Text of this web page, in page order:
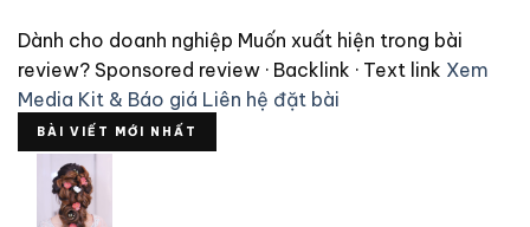
Dành cho doanh nghiệp Muốn xuất hiện trong bài
review? Sponsored review · Backlink · Text link Xem
Media Kit & Báo giá Liên hệ đặt bài
BÀI VIẾT MỚI NHẤT